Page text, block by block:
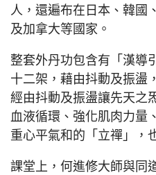
人，還遍布在日本、韓國
及加拿大等國家。
整套外丹功包含有「漢導
十二架，藉由抖動及振盪
經由抖動及振盪讓先天之
血液循環、強化肌肉力量
重心平氣和的「立禪」，
課堂上，何進修大師與同